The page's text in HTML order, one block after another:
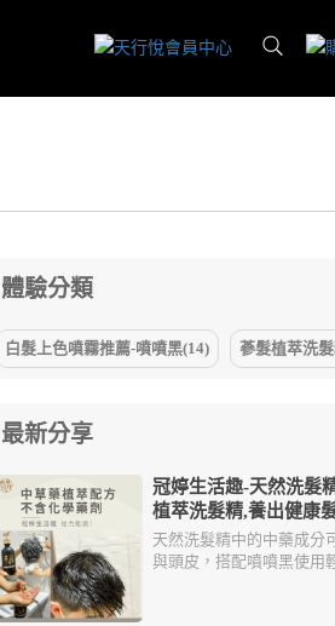
體驗分類
白髮上色噴霧推薦-噴噴黑(14) 蔘髮植萃洗
最新分享
冠婷生活趣-天然洗髮
植萃洗髮精,養出健康
天然洗髮精中的中藥成分
與頭皮，搭配噴噴黑使用輕